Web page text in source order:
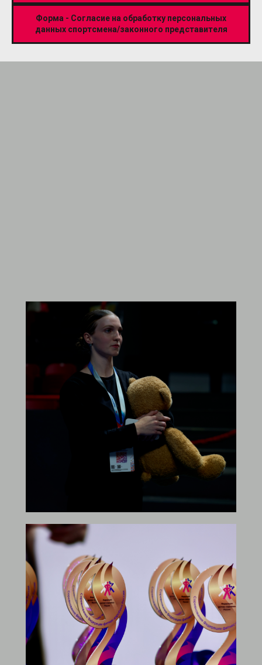
Форма - Согласие на обработку персональных
данных спортсмена/законного представителя